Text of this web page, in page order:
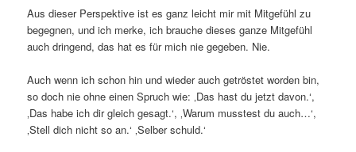
Aus dieser Perspektive ist es ganz leicht mir mit Mitgefühl zu
begegnen, und ich merke, ich brauche dieses ganze Mitgefühl
auch dringend, das hat es für mich nie gegeben. Nie.
Auch wenn ich schon hin und wieder auch getröstet worden bin,
so doch nie ohne einen Spruch wie: ‚Das hast du jetzt davon.‘,
‚Das habe ich dir gleich gesagt.‘, ‚Warum musstest du auch…‘,
‚Stell dich nicht so an.‘ ‚Selber schuld.‘